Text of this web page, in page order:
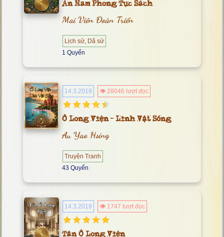
An Nam Phong Tục Sách
Mai Viên Đoàn Triển
Lịch sử, Dã sử
1 Quyển
14.3.2019 👁 28046 lượt đọc
Ô Long Viện - Linh Vật Sống
Au Yao Hsing
Truyện Tranh
43 Quyển
14.3.2019 👁 1747 lượt đọc
Tân Ô Long Viện